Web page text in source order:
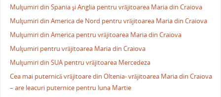
Mulţumiri din Spania şi Anglia pentru vrăjitoarea Maria din Craiova
Mulţumiri din America de Nord pentru vrăjitoarea Maria din Craiova
Mulţumiri din America pentru vrăjitoarea Maria din Craiova
Mulţumiri pentru vrăjitoarea Maria din Craiova
Mulţumiri din SUA pentru vrăjitoarea Mercedeza
Cea mai puternică vrăjitoare din Oltenia- vrăjitoarea Maria din Craiova
– are leacuri puternice pentru luna Martie